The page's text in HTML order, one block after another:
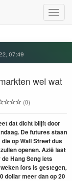
Toggle
07:49
wel wat
(0)
dat dicht blijft door
De futures staan
op Wall Street dus
openen. Azië laat
Hang Seng iets
fors is gestegen,
dollar meer dan op 20